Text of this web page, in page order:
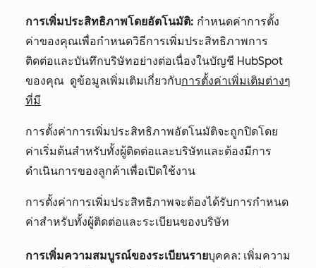
การเพิ่มประสิทธิภาพโดยอัตโนมัติ: กำหนดค่าการตั้ง
ค่าของคุณเพื่อกำหนดวิธีการเพิ่มประสิทธิภาพการ
ติดต่อและบันทึกบริษัทอย่างต่อเนื่องในบัญชี HubSpot
ของคุณ ดูข้อมูลเพิ่มเติมเกี่ยวกับการตั้งค่าเพิ่มเติมต่างๆ
ที่มี
การตั้งค่าการเพิ่มประสิทธิภาพอัตโนมัติจะถูกปิดโดย
ค่าเริ่มต้นสำหรับทั้งผู้ติดต่อและบริษัทและต้องมีการ
ดำเนินการของลูกค้าเพื่อเปิดใช้งาน
การตั้งค่าการเพิ่มประสิทธิภาพจะต้องได้รับการกำหนด
ค่าสำหรับทั้งผู้ติดต่อและระเบียนของบริษัท
การเพิ่มความสมบูรณ์ของระเบียนรายบุคคล: เพิ่มความ